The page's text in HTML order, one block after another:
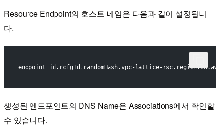
Resource Endpoint의 호스트 네임은 다음과 같이 설정됩니
다.
endpoint_id.rcfgId.randomHash.vpc-lattice-
생성된 엔드포인트의 DNS Name은 Associations에서 확인할
수 있습니다.